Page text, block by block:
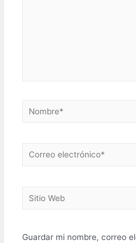
Nombre*
Correo
Sitio
Guardar mi nombre, correo